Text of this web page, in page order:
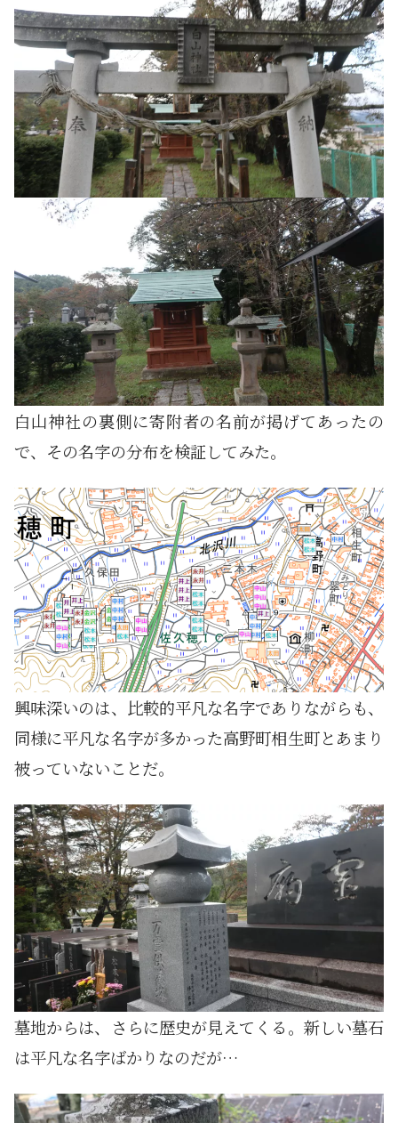
白山神社の裏側に寄附者の名前が掲げてあったの
で、その名字の分布を検証してみた。
興味深いのは、比較的平凡な名字でありながらも、
同様に平凡な名字が多かった高野町相生町とあまり
被っていないことだ。
墓地からは、さらに歴史が見えてくる。新しい墓石
は平凡な名字ばかりなのだが…